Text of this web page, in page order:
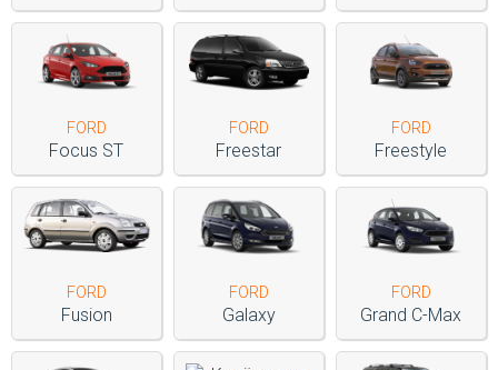
FORD
Focus ST
FORD
Freestar
FORD
Freestyle
FORD
Fusion
FORD
Galaxy
FORD
Grand C-Max